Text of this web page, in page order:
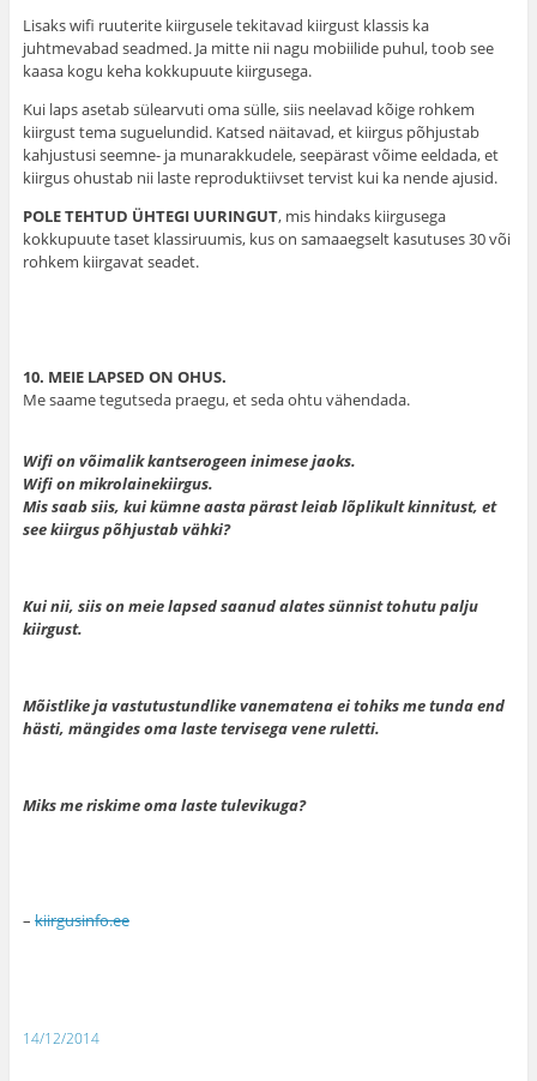
Lisaks wifi ruuterite kiirgusele tekitavad kiirgust klassis ka
juhtmevabad seadmed. Ja mitte nii nagu mobiilide puhul, toob see
kaasa kogu keha kokkupuute kiirgusega.
Kui laps asetab sülearvuti oma sülle, siis neelavad kõige rohkem
kiirgust tema suguelundid. Katsed näitavad, et kiirgus põhjustab
kahjustusi seemne- ja munarakkudele, seepärast võime eeldada, et
kiirgus ohustab nii laste reproduktiivset tervist kui ka nende ajusid.
POLE TEHTUD ÜHTEGI UURINGUT, mis hindaks kiirgusega
kokkupuute taset klassiruumis, kus on samaaegselt kasutuses 30 või
rohkem kiirgavat seadet.
10. MEIE LAPSED ON OHUS.
Me saame tegutseda praegu, et seda ohtu vähendada.
Wifi on võimalik kantserogeen inimese jaoks.
Wifi on mikrolainekiirgus.
Mis saab siis, kui kümne aasta pärast leiab lõplikult kinnitust, et
see kiirgus põhjustab vähki?
Kui nii, siis on meie lapsed saanud alates sünnist tohutu palju
kiirgust.
Mõistlike ja vastutustundlike vanematena ei tohiks me tunda end
hästi, mängides oma laste tervisega vene ruletti.
Miks me riskime oma laste tulevikuga?
– kiirgusinfo.ee
14/12/2014